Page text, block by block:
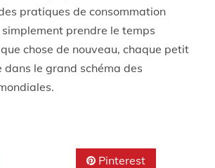
pratiques de consommation
prendre le temps
chose de nouveau, chaque petit
dans le grand schéma des
Pinterest